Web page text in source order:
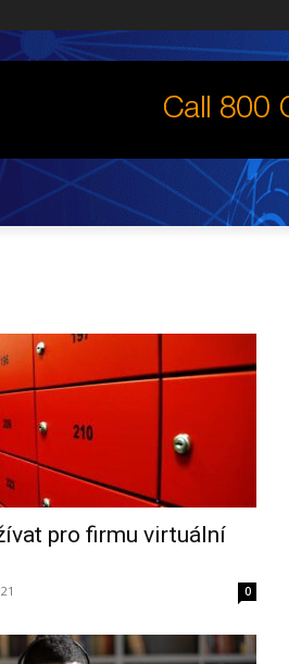
pro firmu virtuální
0